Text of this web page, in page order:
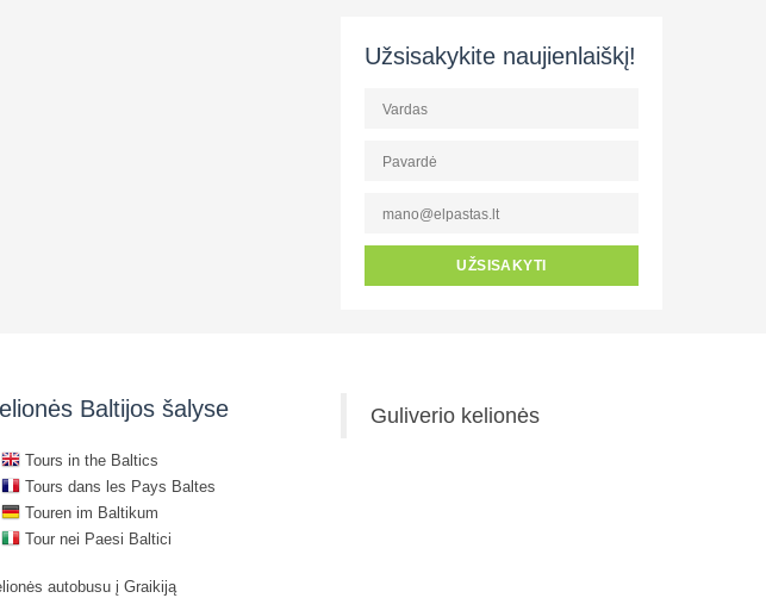
Užsisakykite naujienlaiškį!
UŽSISAKYTI
Baltijos šalyse
Tours in the Baltics
Tours dans les Pays Baltes
Touren im Baltikum
Tour nei Paesi Baltici
Guliverio kelionės
autobusu į Graikiją